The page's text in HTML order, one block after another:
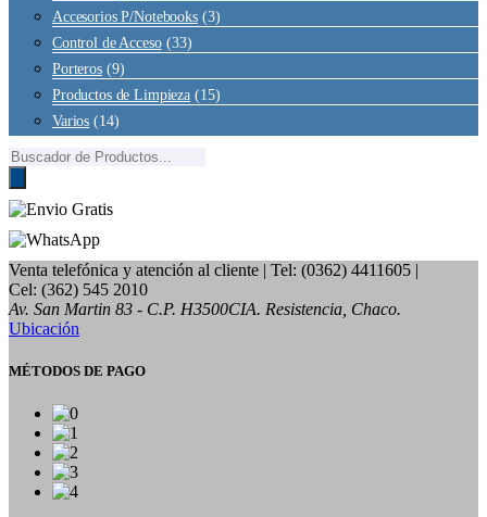
Accesorios P/Notebooks (3)
Control de Acceso (33)
Porteros (9)
Productos de Limpieza (15)
Varios (14)
Búsqueda
de
productos
Venta telefónica y atención al cliente | Tel: (0362) 4411605 |
Cel: (362) 545 2010
Av. San Martin 83 - C.P. H3500CIA. Resistencia, Chaco.
Ubicación
MÉTODOS DE PAGO